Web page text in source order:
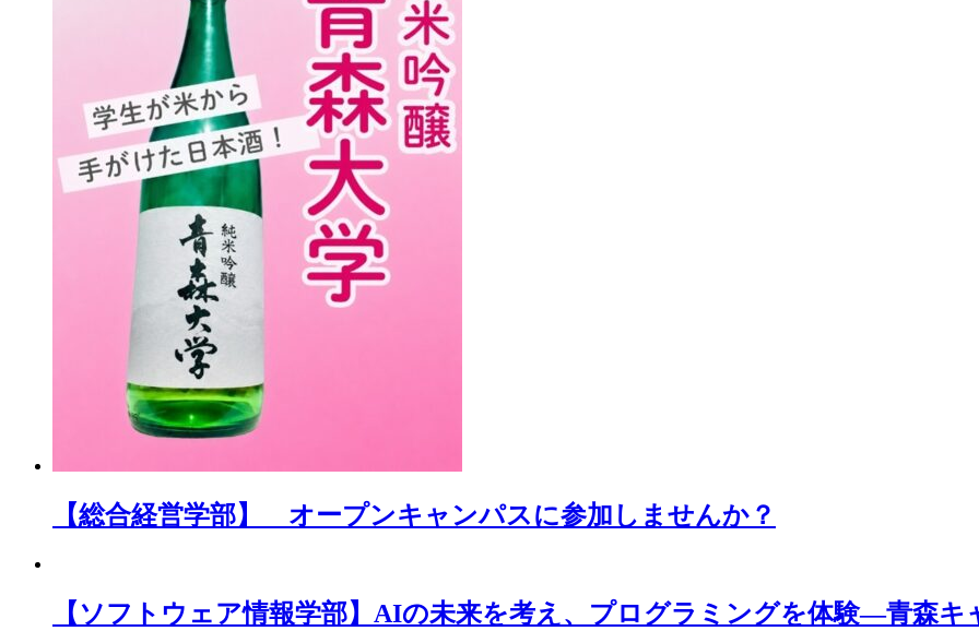
【総合経営学部】 オープンキャンパスに参加しませんか？
【ソフトウェア情報学部】AIの未来を考え、プログラミングを体験―青森